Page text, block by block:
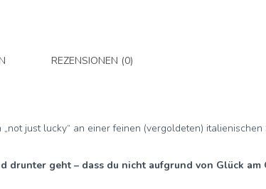
REZENSIONEN (0)
just lucky“ an einer feinen (vergoldeten) italienischen
drunter geht – dass du nicht aufgrund von Glück